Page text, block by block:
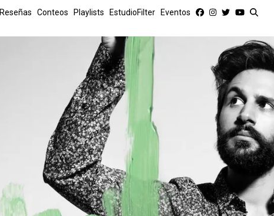
Reseñas Conteos Playlists EstudioFilter Eventos